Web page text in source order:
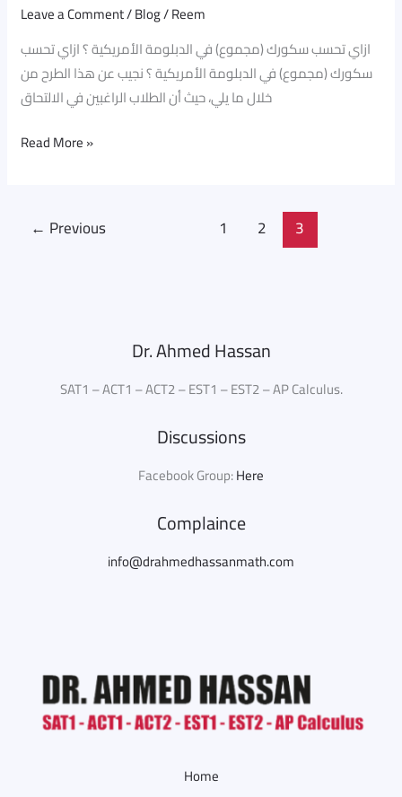
Leave a Comment/Blog/Reem
ازاي تحسب سكورك (مجموع) في الدبلومة الأمريكية ؟ ازاي تحسب
سكورك (مجموع) في الدبلومة الأمريكية ؟ نجيب عن هذا الطرح من
خلال ما يلي، حيث أن الطلاب الراغبين في الالتحاق
Read More »
← Previous 1 2 3
Dr. Ahmed Hassan
SAT1 – ACT1 – ACT2 – EST1 – EST2 – AP Calculus.
Discussions
Facebook Group:Here
Complaince
info@drahmedhassanmath.com
Home